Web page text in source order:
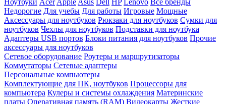
Ноутбуки Acer Apple Asus Dell HP Lenovo Все бренды
Недорогие Для учебы Для работы Игровые Мощные
Аксессуары для ноутбуков Рюкзаки для ноутбуков Сумки для
ноутбуков Чехлы для ноутбуков Подставки для ноутбука
Адаптеры USB портов Блоки питания для ноутбуков Прочие
аксессуары для ноутбуков
Сетевое оборудование Роутеры и маршрутизаторы
Коммутаторы Сетевые адаптеры
Персональные компьютеры
Комплектующие для ПК, ноутбуков Процессоры для
компьютера Кулеры и системы охлаждения Материнские
платы Оперативная память (RAM) Видеокарты Жесткие